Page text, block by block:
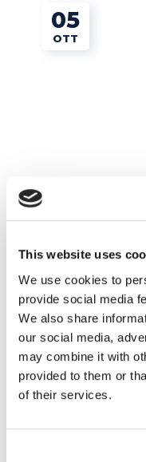
This website uses
We use cookies to
provide social media
We also share
our social media,
may combine it with
provided to them or
of their services.
05
OTT
Cosa si può fare
inglese?
READ MORE